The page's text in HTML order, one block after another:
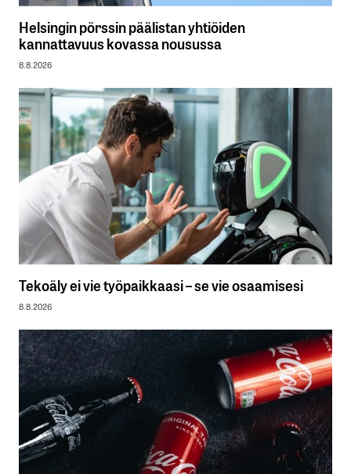
Helsingin pörssin päälistan yhtiöiden
kannattavuus kovassa nousussa
8.8.2026
Tekoäly ei vie työpaikkaasi – se vie osaamisesi
8.8.2026